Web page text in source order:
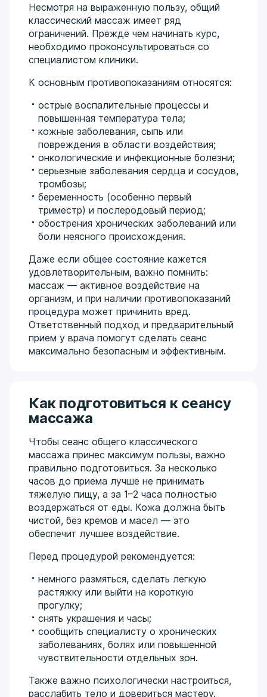
Несмотря на выраженную пользу, общий
классический массаж имеет ряд
ограничений. Прежде чем начинать курс,
необходимо проконсультироваться со
специалистом клиники.
К основным противопоказаниям относятся:
острые воспалительные процессы и
повышенная температура тела;
кожные заболевания, сыпь или
повреждения в области воздействия;
онкологические и инфекционные болезни;
серьезные заболевания сердца и сосудов,
тромбозы;
беременность (особенно первый
триместр) и послеродовый период;
обострения хронических заболеваний или
боли неясного происхождения.
Даже если общее состояние кажется
удовлетворительным, важно помнить:
массаж — активное воздействие на
организм, и при наличии противопоказаний
процедура может причинить вред.
Ответственный подход и предварительный
прием у врача помогут сделать сеанс
максимально безопасным и эффективным.
Как подготовиться к сеансу
массажа
Чтобы сеанс общего классического
массажа принес максимум пользы, важно
правильно подготовиться. За несколько
часов до приема лучше не принимать
тяжелую пищу, а за 1–2 часа полностью
воздержаться от еды. Кожа должна быть
чистой, без кремов и масел — это
обеспечит лучшее воздействие.
Перед процедурой рекомендуется:
немного размяться, сделать легкую
растяжку или выйти на короткую
прогулку;
снять украшения и часы;
сообщить специалисту о хронических
заболеваниях, болях или повышенной
чувствительности отдельных зон.
Также важно психологически настроиться,
расслабить тело и довериться мастеру.